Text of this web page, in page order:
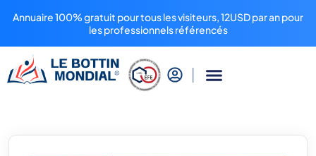
Annuaire 100% gratuit pour tous les visiteurs, 12USD par an pour
les professionnels référencés